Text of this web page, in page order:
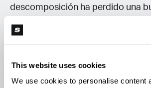
This website uses cookies
We use cookies to personalise content
descomposición ha perdido una
sus nutrientes, algo que sucede
con la fermentación. El compost